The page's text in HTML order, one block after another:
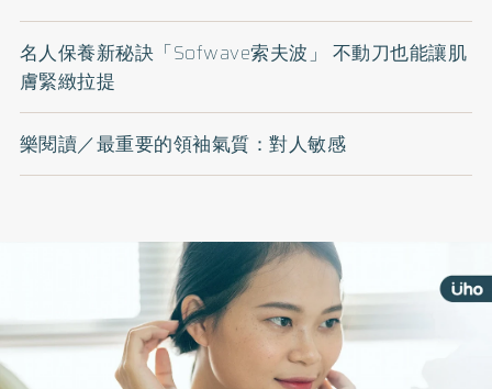
名人保養新秘訣「Sofwave索夫波」 不動刀也能讓肌
膚緊緻拉提
樂閱讀／最重要的領袖氣質：對人敏感